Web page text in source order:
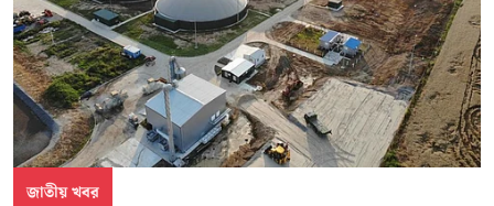
জাতীয় খবর